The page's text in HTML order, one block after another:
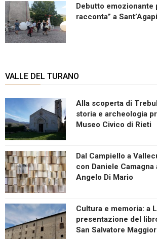
Debutto emozionante
racconta” a
VALLE DEL TURANO
Alla scoperta di
storia e archeologia
Museo Civico di Rieti
Dal Campiello a
con Daniele
Angelo Di Mario
Cultura e memoria: a
presentazione del
San Salvatore